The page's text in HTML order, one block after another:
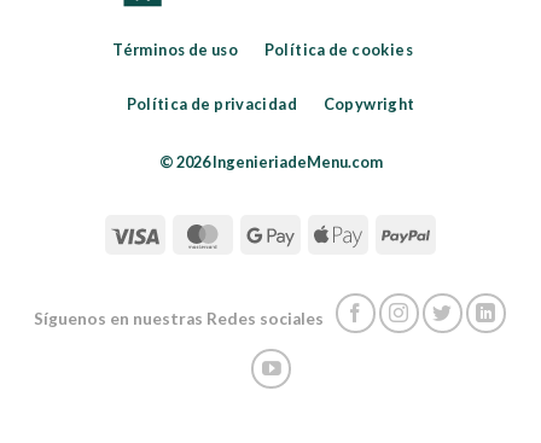
Términos de uso Política de cookies
Política de privacidad Copywright
© 2026 IngenieriadeMenu.com
Síguenos en nuestras Redes sociales